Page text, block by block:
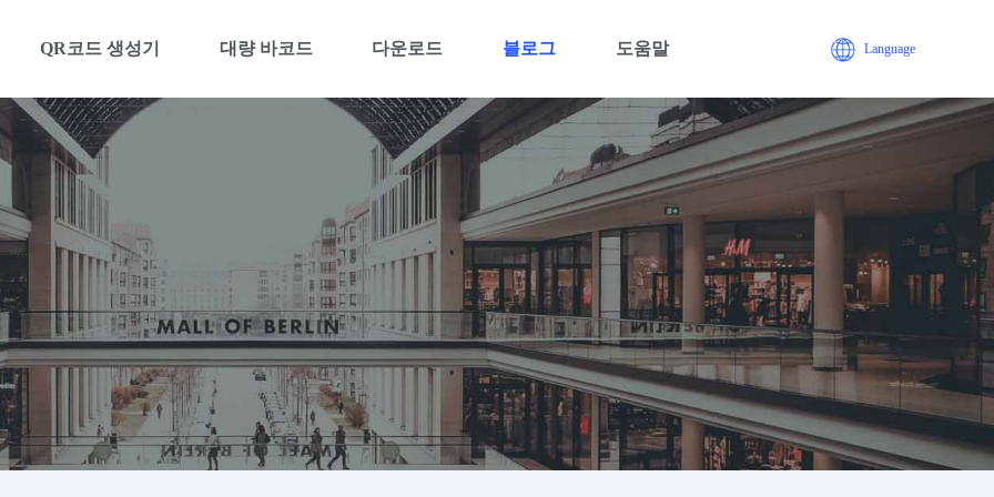
QR코드 생성기 대량 바코드 다운로드 블로그 도움말 Language